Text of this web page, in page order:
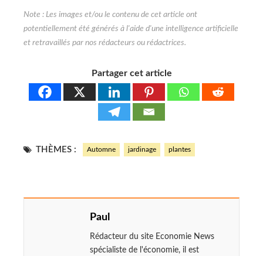
Partager cet article
THÈMES : Automne jardinage plantes
Paul
Rédacteur du site Economie News
spécialiste de l'économie, il est